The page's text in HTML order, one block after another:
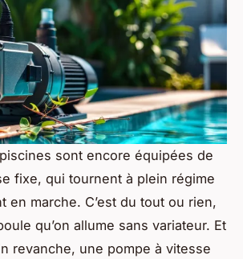
sont encore équipées de
fixe, qui tournent à plein régime
en marche. C’est du tout ou rien,
qu’on allume sans variateur. Et
revanche, une pompe à vitesse